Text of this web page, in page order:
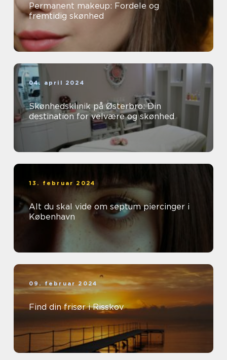
Permanent makeup: Fordele og
fremtidig skønhed
04. april 2024
Skønhedsklinik på Østerbro: Din
destination for velvære og skønhed
13. februar 2024
Alt du skal vide om septum piercinger i
København
09. februar 2024
Find din frisør i Risskov